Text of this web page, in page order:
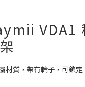
VDA1
材質，帶有輪子，可鎖